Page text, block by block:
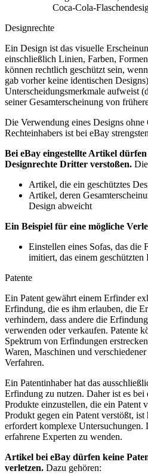
Coca-Cola-
Designrechte
Ein Design ist das visuelle
einschließlich Linien, Farben,
können rechtlich geschützt sein,
gab vorher keine identischen
Unterscheidungsmerkmale aufweist
seiner Gesamterscheinung von
Die Verwendung eines Designs ohne
Rechteinhabers ist bei eBay
Bei eBay eingestellte Artikel
Designrechte Dritter verstoßen.
Artikel, die ein geschütztes
Artikel, deren
Design abweicht
Ein Beispiel für eine mögliche
Einstellen eines Sofas, das die
imitiert, das einem
Patente
Ein Patent gewährt einem Erfinder
Erfindung, die es ihm erlauben, die
verhindern, dass andere die
verwenden oder verkaufen. Patente
Spektrum von Erfindungen
Waren, Maschinen und
Verfahren.
Ein Patentinhaber hat das
Erfindung zu nutzen. Daher ist es bei
Produkte einzustellen, die ein Patent
Produkt gegen ein Patent verstößt,
erfordert komplexe Untersuchungen.
erfahrene Experten zu wenden.
Artikel bei eBay dürfen keine
verletzen. Dazu gehören: